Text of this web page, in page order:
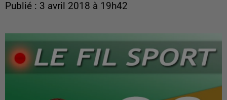
Publié : 3 avril 2018 à 19h42